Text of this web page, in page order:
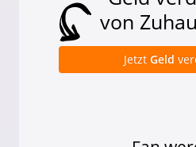
von
Jetzt Geld